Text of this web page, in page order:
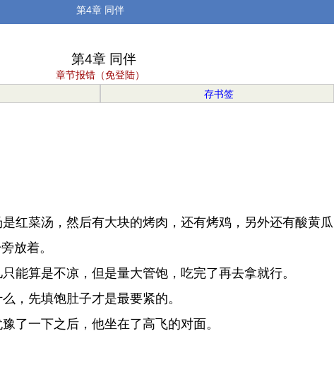
第4章 同伴
第4章 同伴
章节报错（免登陆）
存书签
菜汤，然后有大块的烤肉，还有烤鸡，另外还有酸黄
放着。
算是不凉，但是量大管饱，吃完了再去拿就行。
，先填饱肚子才是最要紧的。
了一下之后，他坐在了高飞的对面。